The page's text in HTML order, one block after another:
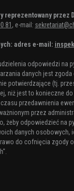
reprezentowany przez
81 , e-mail:
adres e-mail:
odpowiedzi na
danych jest zgoda
potwierdzające (tj.
niż jest to konieczne
przedawnienia
przez
żeby odpowiedzieć na
danych osobowych,
do cofnięcia zgody